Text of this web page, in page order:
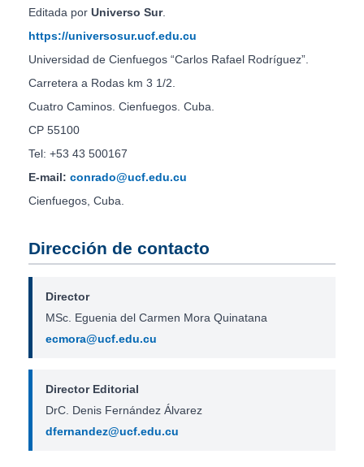
Editada por Universo Sur.
https://universosur.ucf.edu.cu
Universidad de Cienfuegos “Carlos Rafael Rodríguez”.
Carretera a Rodas km 3 1/2.
Cuatro Caminos. Cienfuegos. Cuba.
CP 55100
Tel: +53 43 500167
E-mail: conrado@ucf.edu.cu
Cienfuegos, Cuba.
Dirección de contacto
Director
MSc. Eguenia del Carmen Mora Quinatana
ecmora@ucf.edu.cu
Director Editorial
DrC. Denis Fernández Álvarez
dfernandez@ucf.edu.cu